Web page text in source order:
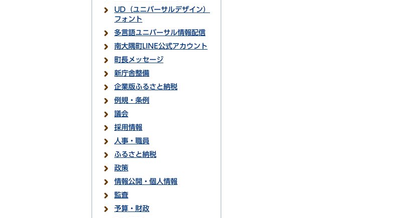
UD（ユニバーサルデザイン）
フォント
多言語ユニバーサル情報配信
南大隅町LINE公式アカウント
町長メッセージ
新庁舎整備
企業版ふるさと納税
例規・条例
議会
採用情報
人事・職員
ふるさと納税
政策
情報公開・個人情報
監査
予算・財政